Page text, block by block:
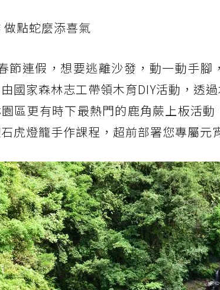
做點蛇麼添喜氣
節連假，想要逃離沙發，動一動手
國家森林志工帶領木育DIY活動，透
區更有時下最熱門的鹿角蕨上板活
虎燈籠手作課程，超前部署您專屬元